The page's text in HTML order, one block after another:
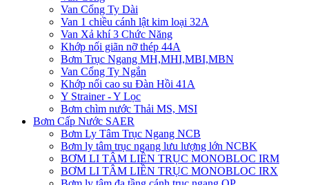
Van Cổng Ty Dài
Van 1 chiều cánh lật kim loại 32A
Van Xả khí 3 Chức Năng
Khớp nối giãn nỡ thép 44A
Bơm Trục Ngang MH,MHI,MBI,MBN
Van Cổng Ty Ngắn
Khớp nối cao su Đàn Hồi 41A
Y Strainer - Y Lọc
Bơm chìm nước Thải MS, MSI
Bơm Cấp Nước SAER
Bơm Ly Tâm Trục Ngang NCB
Bơm ly tâm trục ngang lưu lượng lớn NCBK
BƠM LI TÂM LIỀN TRỤC MONOBLOC IRM
BƠM LI TÂM LIỀN TRỤC MONOBLOC IRX